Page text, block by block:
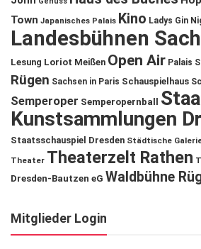
Town Japanisches Palais Kino Ladys Gin
Landesbühnen
Lesung Loriot Meißen Open Air Palais
Rügen Sachsen in Paris Schauspielhaus
Semperoper Semperopernball
Kunstsammlungen
Staatsschauspiel Dresden Städtische
Theater Theaterzelt Rathen
Dresden-Bautzen eG Waldbühne
Mitglieder Login